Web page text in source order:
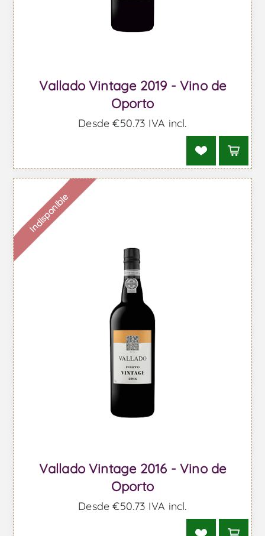
Vallado Vintage 2019 - Vino de
Oporto
Desde €50,73 IVA incl.
Indisponible
Vallado Vintage 2016 - Vino de
Oporto
Desde €50,73 IVA incl.